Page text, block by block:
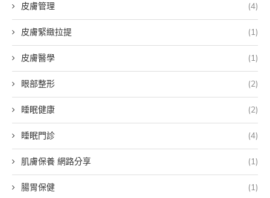
皮膚管理 (4)
皮膚緊緻拉提 (1)
皮膚醫學 (1)
眼部整形 (2)
睡眠健康 (2)
睡眠門診 (4)
肌膚保養 網路分享 (1)
腸胃保健 (1)